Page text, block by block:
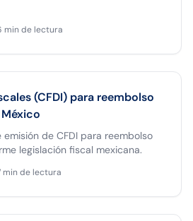
min de lectura
(CFDI) para reembolso
de CFDI para reembolso
legislación fiscal mexicana.
min de lectura